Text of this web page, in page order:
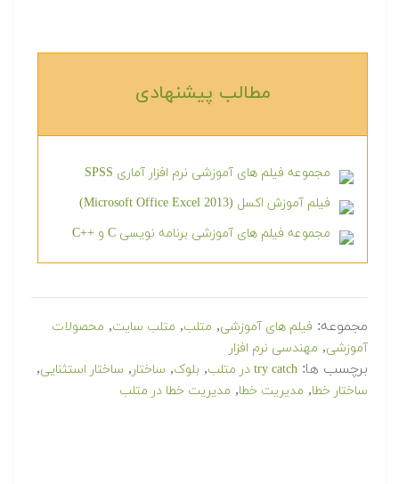
مطالب پیشنهادی‎
مجموعه فیلم های آموزشی نرم افزار آماری SPSS
فیلم آموزش اکسل (Microsoft Office Excel 2013)
مجموعه فیلم های آموزشی برنامه نویسی C و ++C
مجموعه: فیلم های آموزشی, متلب, متلب سایت, محصولات
آموزشی, مهندسی نرم افزار
برچسب ها: try catch در متلب , بلوک, ساختار, ساختار استثنایی,
ساختار خطا, مدیریت خطا, مدیریت خطا در متلب